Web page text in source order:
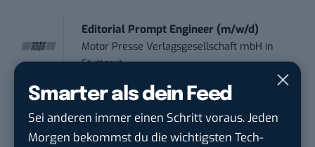
Smarter als dein Feed
Sei anderen immer einen Schritt voraus. Jeden
Morgen bekommst du die wichtigsten Tech-
Editorial Prompt Engineer (m/w/d)
Motor Presse Verlagsgesellschaft mbH in
Stuttgart
PR & Social Media Coordinator (m/w/d)
Tropical Island Holding GmbHinKrausnick-
Groß Wasse...